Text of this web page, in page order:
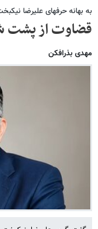
به بهانه حرفهای علیرضا
قضاوت از پشت
مهدی بذرافکن